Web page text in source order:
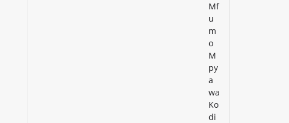
Mf
u
m
o
M
py
a
wa
Ko
di